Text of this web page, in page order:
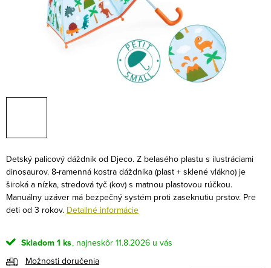
Detský palicový dáždnik od Djeco. Z belasého plastu s ilustráciami
dinosaurov. 8-ramenná kostra dáždnika (plast + sklené vlákno) je
široká a nízka, stredová tyč (kov) s matnou plastovou rúčkou.
Manuálny uzáver má bezpečný systém proti zaseknutiu prstov. Pre
deti od 3 rokov. Detailné informácie
Skladom 1 ks
11.8.2026
Možnosti doručenia